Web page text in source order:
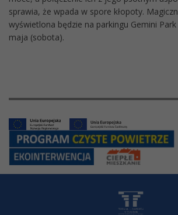
sprawia, że wpada w spore kłopoty.
wyświetlona będzie na parkingu Gemini
maja (sobota).